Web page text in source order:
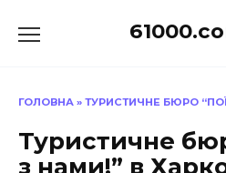
до
ГОЛОВНА » ТУРИСТИЧНЕ БЮРО
Туристичне
з нами!” в